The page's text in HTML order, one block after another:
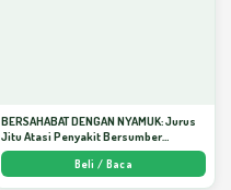
BERSAHABAT DENGAN NYAMUK: Jurus
Jitu Atasi Penyakit Bersumber
Nyamuk - Arda Dinata
Beli / Baca